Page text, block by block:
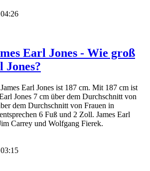
Earl Jones - Wie groß
Jones?
Earl Jones ist 187 cm. Mit 187 cm ist
Jones 7 cm über dem Durchschnitt von
dem Durchschnitt von Frauen in
6 Fuß und 2 Zoll. James Earl
Carrey und Wolfgang Fierek.